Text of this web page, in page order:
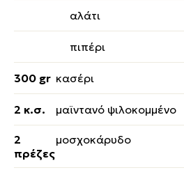
αλάτι
πιπέρι
300 gr κασέρι
2 κ.σ. μαϊντανό ψιλοκομμένο
2
πρέζες
μοσχοκάρυδο